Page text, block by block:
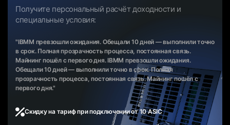
Получите персональный расчёт доходности и
специальные условия:
"IBMM превзошли ожидания. Обещали 10 дней — выполнили точно
в срок. Полная прозрачность процесса, постоянная связь.
Майнинг пошёл с первого дня. IBMM превзошли ожидания.
Обещали 10 дней — выполнили точно в срок. Полная
прозрачность процесса, постоянная связь. Майнинг пошёл с
первого дня."
Скидку на тариф при подключении от 10 ASIC